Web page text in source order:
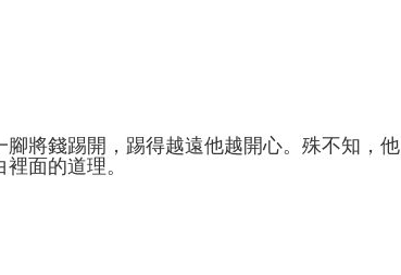
將錢踢開，踢得越遠他越開心。殊不知，他
面的道理。